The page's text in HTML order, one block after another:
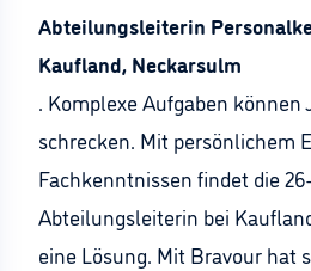
Abteilungsleiterin
Kaufland, Neckarsulm
. Komplexe Aufgaben
schrecken. Mit persönlichem
Fachkenntnissen findet die
Abteilungsleiterin bei
eine Lösung. Mit Bravour hat